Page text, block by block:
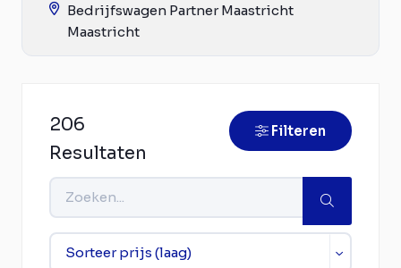
Bedrijfswagen Partner Maastricht
Maastricht
206
Resultaten
Filteren